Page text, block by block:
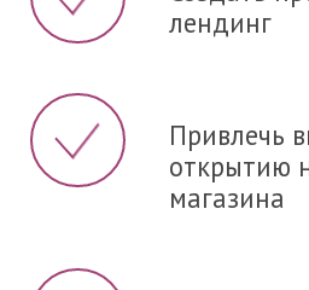
лендинг
Привлечь
открытию
магазина